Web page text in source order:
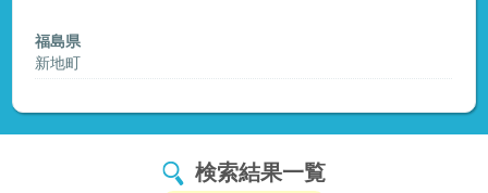
福島県
新地町
検索結果一覧